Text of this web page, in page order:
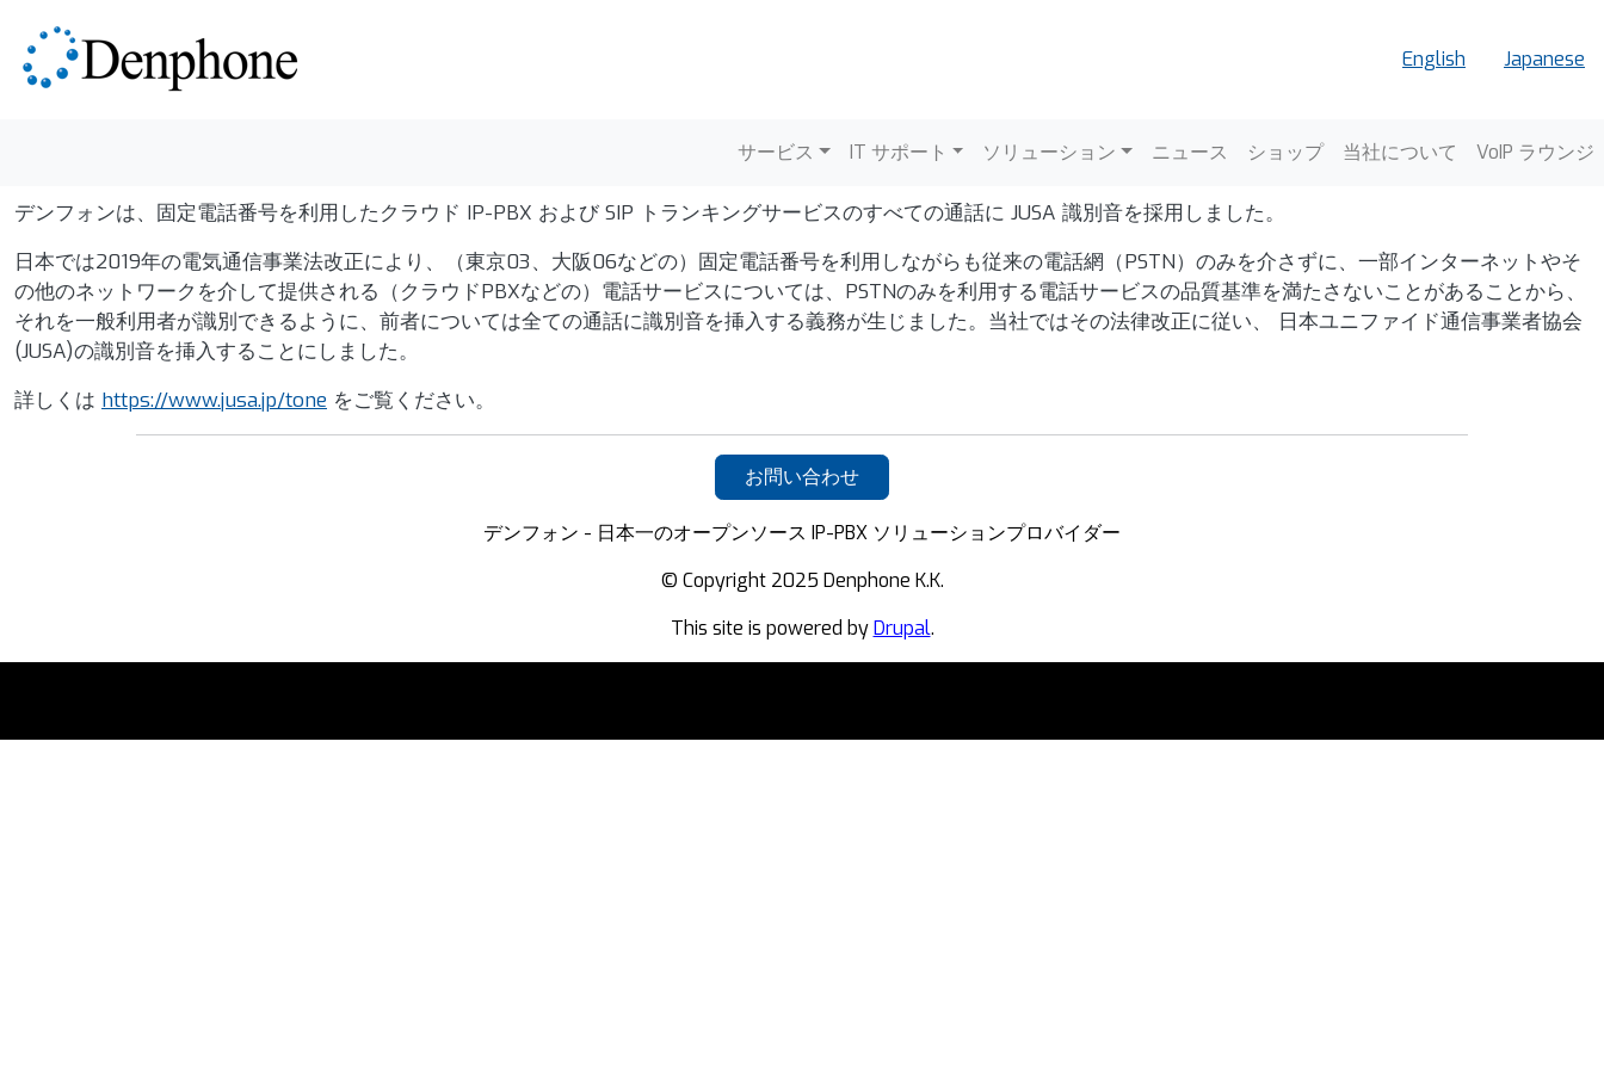
English
Japanese
メインナビゲーション
サービス IT サポート ソリューション ニュース ショップ 当社について VoIP ラウンジ
デンフォンは、固定電話番号を利用したクラウド IP-PBX および SIP トランキングサービスのすべての通話に JUSA 識別音を採用しました。
日本では2019年の電気通信事業法改正により、（東京03、大阪06などの）固定電話番号を利用しながらも従来の電話網（PSTN）のみを介さずに、一部インターネットやそ
の他のネットワークを介して提供される（クラウドPBXなどの）電話サービスについては、PSTNのみを利用する電話サービスの品質基準を満たさないことがあることから、
それを一般利用者が識別できるように、前者については全ての通話に識別音を挿入する義務が生じました。当社ではその法律改正に従い、 日本ユニファイド通信事業者協会
(JUSA)の識別音を挿入することにしました。
詳しくは https://www.jusa.jp/tone をご覧ください。
お問い合わせ
デンフォン - 日本一のオープンソース IP-PBX ソリューションプロバイダー
© Copyright 2025 Denphone K.K.
This site is powered byDrupal.